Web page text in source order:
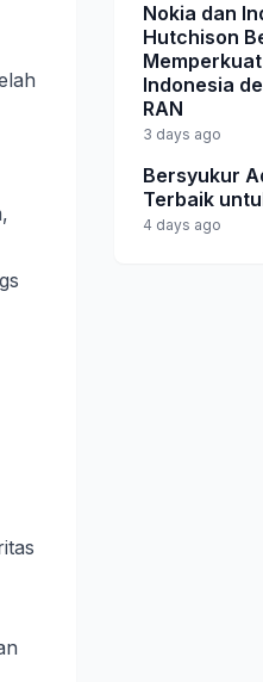
Nokia dan
Hutchison
Indonesia
RAN
3 days ago
Bersyukur
Terbaik
4 days ago